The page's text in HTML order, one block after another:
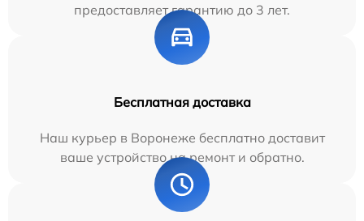
предоставляет гарантию до 3 лет.
Бесплатная доставка
Наш курьер в Воронеже бесплатно доставит
ваше устройство на ремонт и обратно.